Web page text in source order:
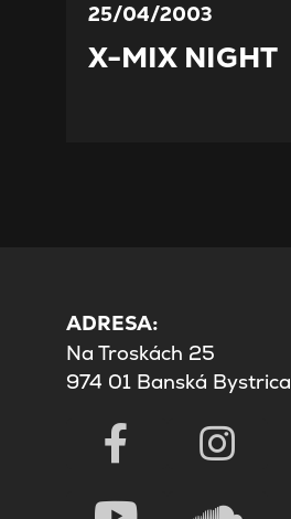
25/04/2003
X-MIX NIGHT
ADRESA:
Na Troskách 25
974 01 Banská Bystrica